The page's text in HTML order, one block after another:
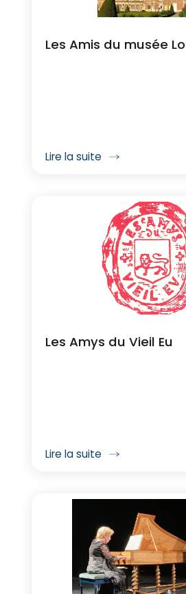
Les Amis du musée
Lire la suite
Les Amys du Vieil Eu
Lire la suite